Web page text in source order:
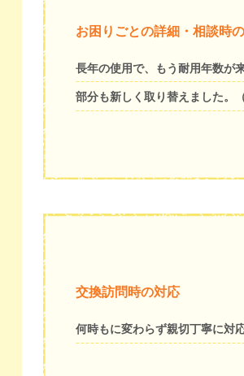
お困りごとの詳細・相談時
長年の使用で、もう耐用年数が
部分も新しく取り替えました。
交換訪問時の対応
何時もに変わらず親切丁寧に対